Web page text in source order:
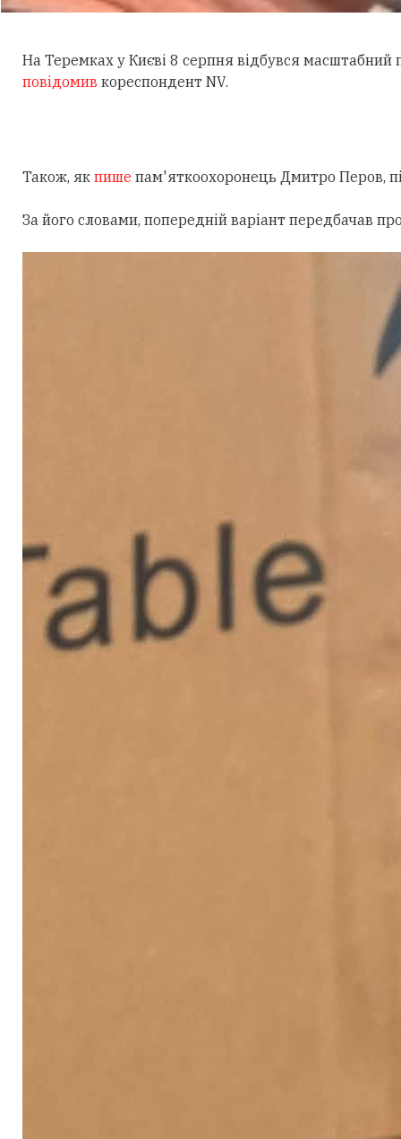
На Теремках у Києві 8 серпня відбувся масштабний
повідомив кореспондент NV.
Також, як пише пам'яткоохоронець Дмитро Перов,
За його словами, попередній варіант передбачав